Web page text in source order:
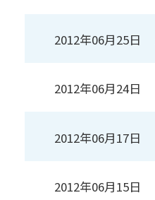
2012年06月25日
2012年06月24日
2012年06月17日
2012年06月15日